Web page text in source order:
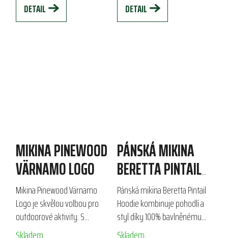
DETAIL DETAIL
MIKINA PINEWOOD
VÄRNAMO LOGO
Mikina Pinewood Värnamo
Logo je skvělou volbou pro
outdoorové aktivity. S
kartáčovanou fleecovou
PÁNSKÁ MIKINA
BERETTA PINTAIL
HOODIE
Pánská mikina Beretta Pintail
Hoodie kombinuje pohodlí a
styl díky 100% bavlněnému
materiálu. S praktickou kapucí